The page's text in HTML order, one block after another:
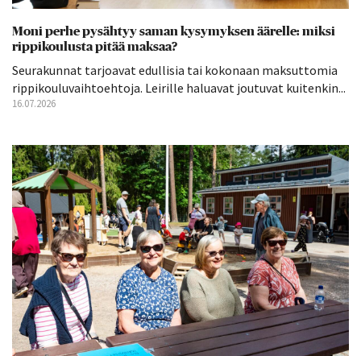
Moni perhe pysähtyy saman kysymyksen äärelle: miksi
rippikoulusta pitää maksaa?
Seurakunnat tarjoavat edullisia tai kokonaan maksuttomia
rippikouluvaihtoehtoja. Leirille haluavat joutuvat kuitenkin...
16.07.2026